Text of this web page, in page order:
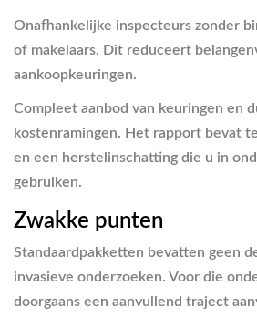
Onafhankelijke inspecteurs zonder
of makelaars. Dit reduceert
aankoopkeuringen.
Compleet aanbod van keuringen en
kostenramingen. Het rapport bevat
en een herstelinschatting die u in
gebruiken.
Zwakke punten
Standaardpakketten bevatten geen
invasieve onderzoeken. Voor die
doorgaans een aanvullend traject